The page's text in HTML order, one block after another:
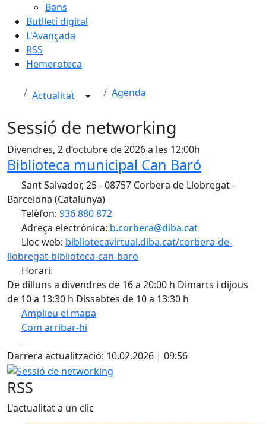
Bans
Butlletí digital
L'Avançada
RSS
Hemeroteca
Actualitat Agenda
Sessió de networking
Divendres, 2 d’octubre de 2026 a les 12:00h
Biblioteca municipal Can Baró
Sant Salvador, 25 - 08757 Corbera de Llobregat -
Barcelona (Catalunya)
Telèfon: 936 880 872
Adreça electrònica: b.corbera@diba.cat
Lloc web: bibliotecavirtual.diba.cat/corbera-de-
llobregat-biblioteca-can-baro
Horari:
De dilluns a divendres de 16 a 20:00 h Dimarts i dijous
de 10 a 13:30 h Dissabtes de 10 a 13:30 h
Amplieu el mapa
Com arribar-hi
+
−
Darrera actualització: 10.02.2026 | 09:56
Sessió de networking
RSS
L'actualitat a un clic